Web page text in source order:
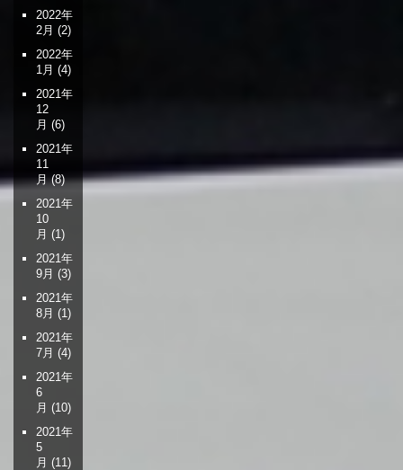
2022年
2月 (2)
2022年
1月 (4)
2021年
12
月 (6)
2021年
11
月(8)
2021年
10
月 (1)
2021年
9月 (3)
2021年
8月 (1)
2021年
7月 (4)
2021年
6
月 (10)
2021年
5
月 (11)